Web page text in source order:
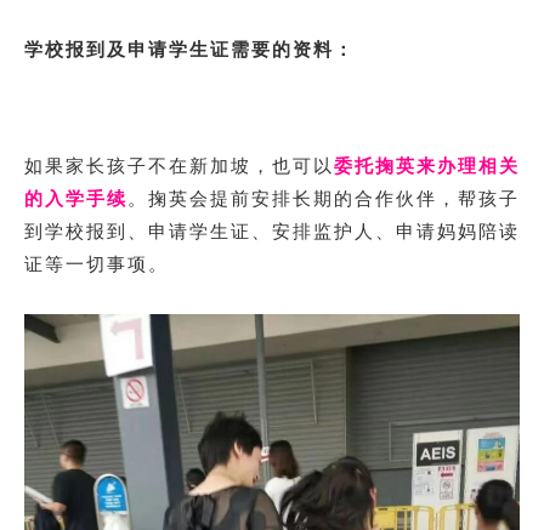
学校报到及申请学生证需要的资料：
如果家长孩子不在新加坡，也可以委托掬英来办理相关
的入学手续。掬英会提前安排长期的合作伙伴，帮孩子
到学校报到、申请学生证、安排监护人、申请妈妈陪读
证等一切事项。